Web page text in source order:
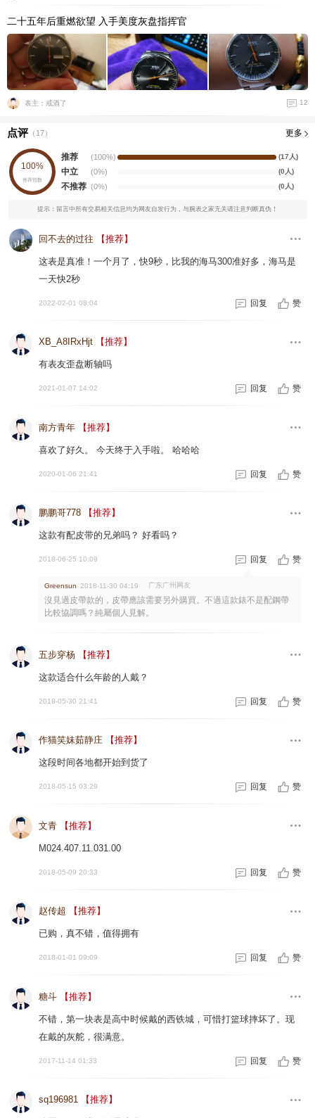
二十五年后重燃欲望 入手美度灰盘指挥官
表主：戒酒了 12
点评（ 17） 更多
100%
推荐指数
推荐 (100%) (17人)
中立 (0%) (0人)
不推荐 (0%) (0人)
提示：留言中所有交易相关信息均为网友自发行为，与腕表之家无关请注意判断真伪！
回不去的过往 【推荐】
这表是真准！一个月了，快9秒，比我的海马300准好多，海马是
一天快2秒
2022-02-01 08:04 回复 赞
XB_A8IRxHjt 【推荐】
有表友歪盘断轴吗
2021-01-07 14:02 回复 赞
南方青年 【推荐】
喜欢了好久。 今天终于入手啦。 哈哈哈
2020-01-06 21:41 回复 赞
鹏鹏哥778 【推荐】
这款有配皮带的兄弟吗？ 好看吗？
2018-06-25 10:09 回复 赞
Greensun 2018-11-30 04:19 广东广州网友
沒見過皮帶款的，皮帶應該需要另外購買。不過這款錶不是配鋼帶
比較協調嗎？純屬個人見解。
五步穿杨 【推荐】
这款适合什么年龄的人戴？
2018-05-30 21:41 回复 赞
作猫笑妹茹静庄 【推荐】
这段时间各地都开始到货了
2018-05-15 03:29 回复 赞
文青 【推荐】
M024.407.11.031.00
2018-05-09 20:33 回复 赞
赵传超 【推荐】
已购，真不错，值得拥有
2018-01-01 09:09 回复 赞
糖斗 【推荐】
不错，第一块表是高中时候戴的西铁城，可惜打篮球摔坏了。现
在戴的灰舵，很满意。
2017-11-14 01:33 回复 赞
sq196981 【推荐】